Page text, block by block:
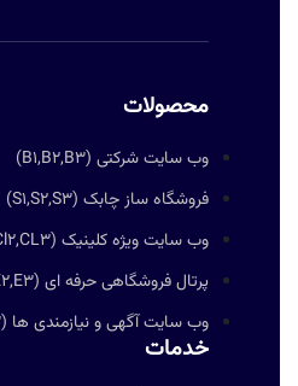
محصولات
وب سایت شرکتی (B1,B2,B3)
فروشگاه ساز چابک (S1,S2,S3)
وب سایت ویژه کلینیک (Cl1,Cl2,CL3)
پرتال فروشگاهی حرفه ای (E1,E2,E3)
وب سایت آگهی و نیازمندی ها (A1,A2,A3)
خدمات